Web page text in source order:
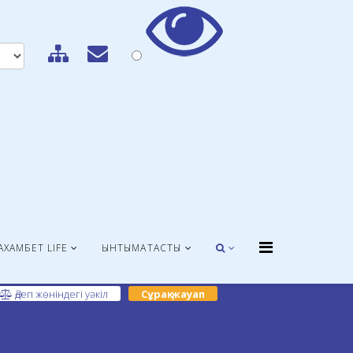
LIFE ЫНТЫМАҚТАСТЫҚ
Әдеп жөніндегі уәкіл Сұрақ-жауап